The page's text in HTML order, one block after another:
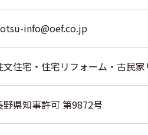
info@oef.co.jp
文住宅・住宅リフォーム・古民
野県知事許可 第9872号